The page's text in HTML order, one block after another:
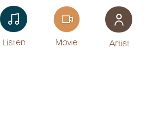
Listen​ Movie ​Artist